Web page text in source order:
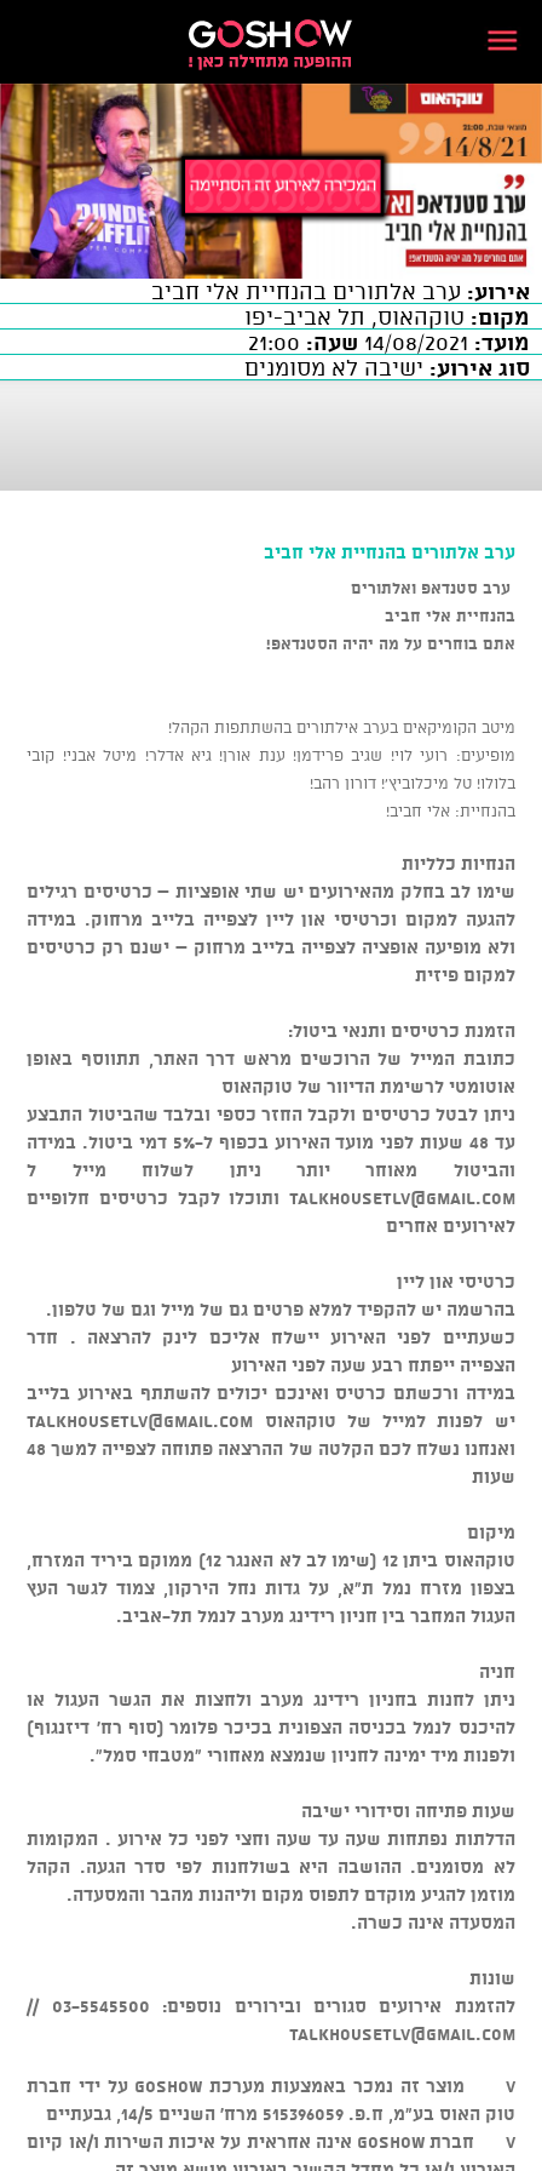
אירוע: ערב אלתורים בהנחיית אלי חביב
מקום: טוקהאוס, תל אביב-יפו
מועד:
שעה:
סוג אירוע: ישיבה לא מסומנים
ערב אלתורים בהנחיית אלי חביב
ערב סטנדאפ ואלתורים
בהנחיית אלי חביב
אתם בוחרים על מה יהיה הסטנדאפ!
מיטב הקומיקאים בערב אילתורים בהשתתפות הקהל!
מופיעים: רועי לוי! שגיב פרידמן! ענת אורן! גיא אדלר! מיטל אבני! קובי
בלולו! טל מיכלוביץ'! דורון רהב!
בהנחיית: אלי חביב!
הנחיות כלליות
שימו לב בחלק מהאירועים יש שתי אופציות – כרטיסים רגילים
להגעה למקום וכרטיסי און ליין לצפייה בלייב מרחוק. במידה
ולא מופיעה אופציה לצפייה בלייב מרחוק – ישנם רק כרטיסים
למקום פיזית
הזמנת כרטיסים ותנאי ביטול:
כתובת המייל של הרוכשים מראש דרך האתר, תתווסף באופן
אוטומטי לרשימת הדיוור של טוקהאוס
ניתן לבטל כרטיסים ולקבל החזר כספי ובלבד שהביטול התבצע
עד 48 שעות לפני מועד האירוע בכפוף ל-5% דמי ביטול. במידה
והביטול מאוחר יותר ניתן לשלוח מייל ל
talkhousetlv@gmail.com ותוכלו לקבל כרטיסים חלופיים
לאירועים אחרים
כרטיסי און ליין
בהרשמה יש להקפיד למלא פרטים גם של מייל וגם של טלפון.
כשעתיים לפני האירוע יישלח אליכם לינק להרצאה . חדר
הצפייה ייפתח רבע שעה לפני האירוע
במידה ורכשתם כרטיס ואינכם יכולים להשתתף באירוע בלייב
יש לפנות למייל של טוקהאוס talkhousetlv@gmail.com
ואנחנו נשלח לכם הקלטה של ההרצאה פתוחה לצפייה למשך 48
שעות
מיקום
טוקהאוס ביתן 12 (שימו לב לא האנגר 12) ממוקם ביריד המזרח,
בצפון מזרח נמל ת"א, על גדות נחל הירקון, צמוד לגשר העץ
העגול המחבר בין חניון רידינג מערב לנמל תל-אביב.
חניה
ניתן לחנות בחניון רידינג מערב ולחצות את הגשר העגול או
להיכנס לנמל בכניסה הצפונית בכיכר פלומר (סוף רח' דיזנגוף)
ולפנות מיד ימינה לחניון שנמצא מאחורי "מטבחי סמל".
שעות פתיחה וסידורי ישיבה
הדלתות נפתחות שעה עד שעה וחצי לפני כל אירוע . המקומות
לא מסומנים. ההושבה היא בשולחנות לפי סדר הגעה. הקהל
מוזמן להגיע מוקדם לתפוס מקום וליהנות מהבר והמסעדה.
המסעדה אינה כשרה.
שונות
להזמנת אירועים סגורים ובירורים נוספים: 03-5545500 //
talkhousetlv@gmail.com
v מוצר זה נמכר באמצעות מערכת GOSHOW על ידי חברת
טוק האוס בע"מ, ח.פ. 515396059 מרח' השניים 14/5, גבעתיים
v חברת GOSHOW אינה אחראית על איכות השירות ו/או קיום